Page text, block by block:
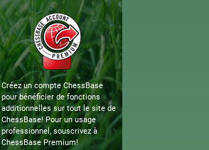
Créez un compte ChessBase
pour bénéficier de fonctions
additionnelles sur tout le site de
ChessBase! Pour un usage
professionnel, souscrivez à
ChessBase Premium!